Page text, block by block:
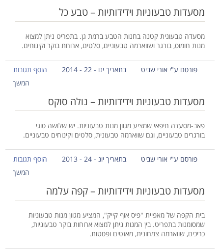
מסעדות טבעוניות וידידותיות – טבע כל
מסעדה טבעונית קטנה בחנות הטבע ברמת גן. בתפריט ניתן למצוא
מנות חומוס, בורגר ושווארמה טבעוניים, סלטים, ארוחת בוקר וקינוחים.
פורסם ע"י אורי שביט בתאריך ינו - 22 - 2014
הוסף תגובות
המשך
מסעדות טבעוניות וידידותיות – נולה סוקס
פאב-מסעדה חיפאי שמציע מגוון מנות טבעוניות. יש שלושה סוגי
בורגרים טבעוניים, וגם שווארמה טבעונית, סלטים וקינוחים טבעוניים.
פורסם ע"י אורי שביט בתאריך יונ - 24 - 2013
הוסף תגובות
המשך
מסעדות טבעוניות וידידותיות – קפה עלמה
בית הקפה של מאפיית "פיס אוף קייק", המציע מגוון מנות טבעוניות
שמסומנות בתפריט. בין המנות ניתן למצוא ארוחות בוקר טבעוניות,
כריכים, שווארמה צמחונית, מאזטים ופסטות.